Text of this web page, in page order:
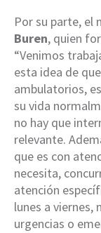
Por su parte, el
Buren, quien
“Venimos
esta idea de
ambulatorios,
su vida
no hay que
relevante.
que es con
necesita,
atención
lunes a viernes,
urgencias o